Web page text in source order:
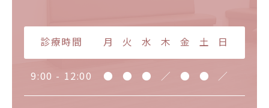
診療時間 月 火 水 木 金 土 日
9:00 - 12:00 ● ● ● ／ ● ● ／